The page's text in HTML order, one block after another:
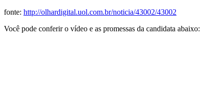
fonte: http://olhardigital.uol.com.br/noticia/43002/43002
Você pode conferir o vídeo e as promessas da candidata abaixo: